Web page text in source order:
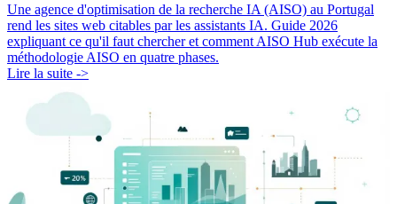
Une agence d'optimisation de la recherche IA (AISO) au Portugal
rend les sites web citables par les assistants IA. Guide 2026
expliquant ce qu'il faut chercher et comment AISO Hub exécute la
méthodologie AISO en quatre phases.
Lire la suite ->